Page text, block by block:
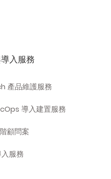
入服務
產品維護服務
導入建置服務
顧問案
服務